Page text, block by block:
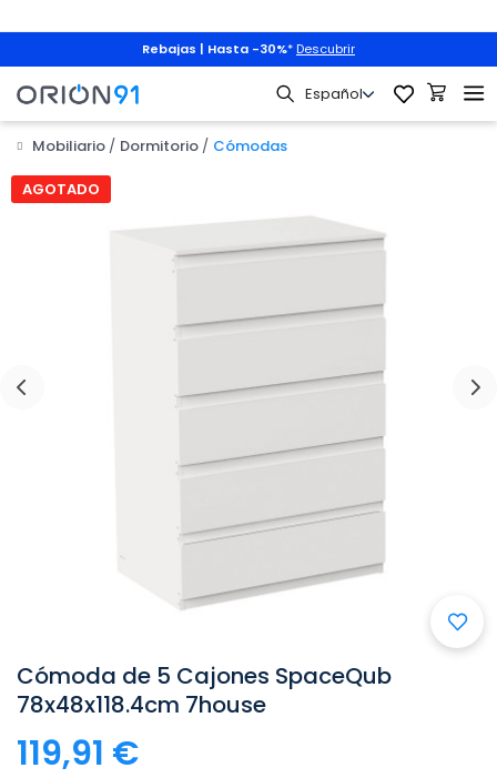
Rebajas | Hasta -30%* Descubrir
Mobiliario Dormitorio Cómodas
AGOTADO
Cómoda de 5 Cajones SpaceQub
78x48x118.4cm 7house
119,91 €